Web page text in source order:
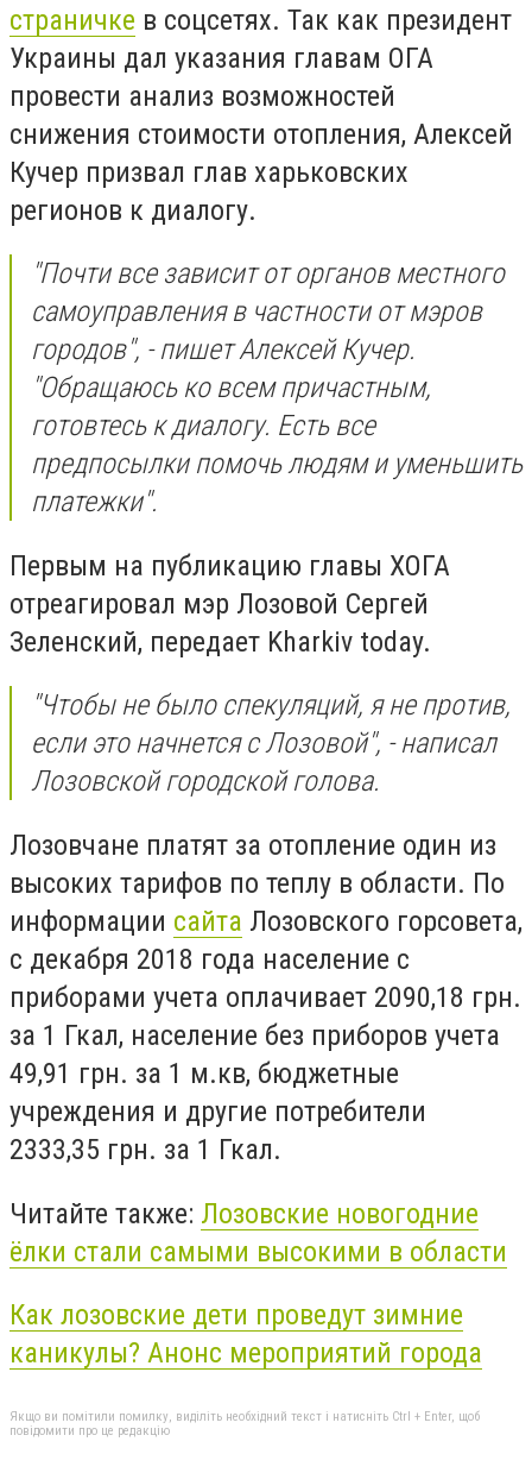
страничке в соцсетях. Так как президент
Украины дал указания главам ОГА
провести анализ возможностей
снижения стоимости отопления, Алексей
Кучер призвал глав харьковских
регионов к диалогу.
"Почти все зависит от органов местного
самоуправления в частности от мэров
городов", - пишет Алексей Кучер.
"Обращаюсь ко всем причастным,
готовтесь к диалогу. Есть все
предпосылки помочь людям и уменьшить
платежки".
Первым на публикацию главы ХОГА
отреагировал мэр Лозовой Сергей
Зеленский, передает Kharkiv today.
"Чтобы не было спекуляций, я не против,
если это начнется с Лозовой", - написал
Лозовской городской голова.
Лозовчане платят за отопление один из
высоких тарифов по теплу в области. По
информации сайта Лозовского горсовета,
с декабря 2018 года население с
приборами учета оплачивает 2090,18 грн.
за 1 Гкал, население без приборов учета
49,91 грн. за 1 м.кв, бюджетные
учреждения и другие потребители
2333,35 грн. за 1 Гкал.
Читайте также: Лозовские новогодние
ёлки стали самыми высокими в области
Как лозовские дети проведут зимние
каникулы? Анонс мероприятий города
Якщо ви помітили помилку, виділіть необхідний текст і натисніть Ctrl + Enter, щоб
повідомити про це редакцію